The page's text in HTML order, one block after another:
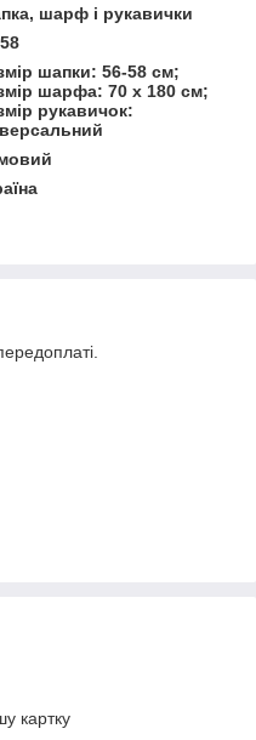
шарф і рукавички
шапки: 56-58 см;
шарфа: 70 х 180 см;
рукавичок:
картку